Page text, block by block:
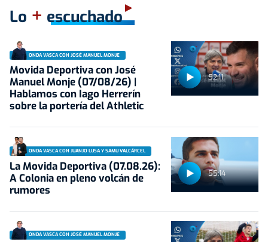
Lo + escuchado
52:11
ONDA VASCA CON JOSÉ MANUEL MONJE
Movida Deportiva con José
Manuel Monje (07/08/26) |
Hablamos con Iago Herrerín
sobre la portería del Athletic
55:14
ONDA VASCA CON JUANJO LUSA Y SAMU VALCÁRCEL
La Movida Deportiva (07.08.26):
A Colonia en pleno volcán de
rumores
ONDA VASCA CON JOSÉ MANUEL MONJE